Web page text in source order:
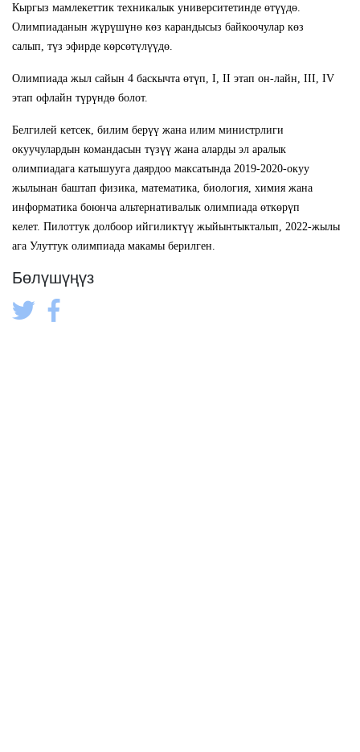
Кыргыз мамлекеттик техникалык университетинде өтүүдө.
Олимпиаданын жүрүшүнө көз карандысыз байкоочулар көз
салып, түз эфирде көрсөтүлүүдө.
Олимпиада жыл сайын 4 баскычта өтүп, I, II этап он-лайн, III, IV
этап офлайн түрүндө болот.
Белгилей кетсек, билим берүү жана илим министрлиги
окуучулардын командасын түзүү жана аларды эл аралык
олимпиадага катышууга даярдоо максатында 2019-2020-окуу
жылынан баштап физика, математика, биология, химия жана
информатика боюнча альтернативалык олимпиада өткөрүп
келет. Пилоттук долбоор ийгиликтүү жыйынтыкталып, 2022-жылы
ага Улуттук олимпиада макамы берилген.
Бөлүшүңүз